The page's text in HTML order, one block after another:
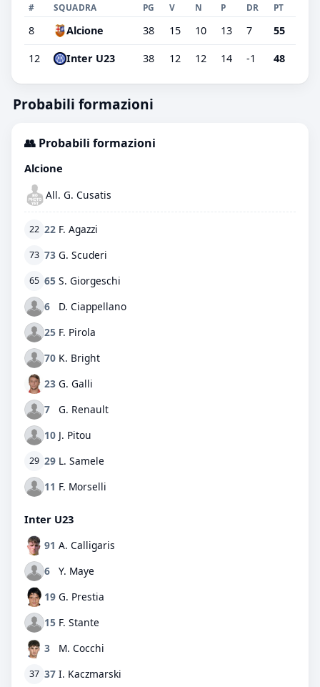
# SQUADRA PG V N P DR PT
8 Alcione 38 15 10 13 7 55
12 Inter U23 38 12 12 14 -1 48
Probabili formazioni
👥 Probabili formazioni
Alcione
All. G. Cusatis
22 22 F. Agazzi
73 73 G. Scuderi
65 65 S. Giorgeschi
6
D. Ciappellano
25 F. Pirola
70 K. Bright
23 G. Galli
7
G. Renault
10 J. Pitou
29 29 L. Samele
11 F. Morselli
Inter U23
91 A. Calligaris
6
Y. Maye
19 G. Prestia
15 F. Stante
3
M. Cocchi
37 37 I. Kaczmarski